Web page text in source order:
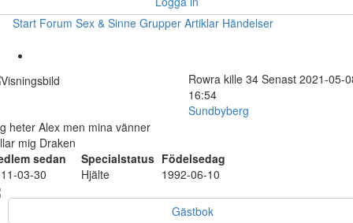
Start Forum Sex & Sinne Grupper Artiklar Händelser
Rowra kille 34 Senast 2021-05-
16:54
Sundbyberg
heter Alex men mina vänner
mig Draken
sedan
Specialstatus Födelsedag
03-30
Hjälte 1992-06-10
Gästbok